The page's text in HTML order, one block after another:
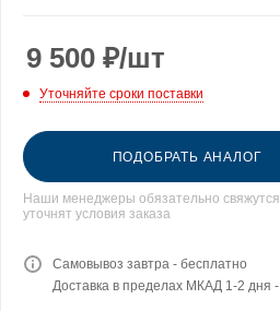
9 500 ₽/шт
Уточняйте сроки поставки
ПОДОБРАТЬ АНАЛОГ
Наши менеджеры обязательно
уточнят условия заказа
Самовывоз завтра - бесплатно
Доставка в пределах МКАД 1-2 дня